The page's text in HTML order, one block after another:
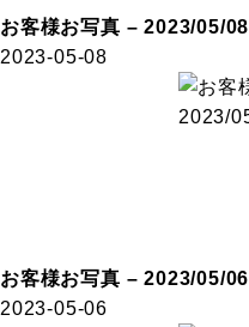
お客様お写真 – 2023/05/08
2023-05-08
お客様お写真 – 2023/05/06
2023-05-06